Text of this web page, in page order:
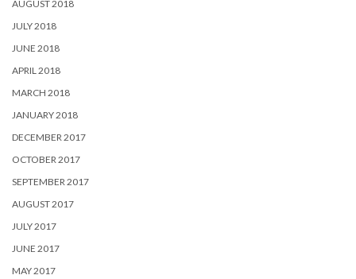
AUGUST 2018
JULY 2018
JUNE 2018
APRIL 2018
MARCH 2018
JANUARY 2018
DECEMBER 2017
OCTOBER 2017
SEPTEMBER 2017
AUGUST 2017
JULY 2017
JUNE 2017
MAY 2017